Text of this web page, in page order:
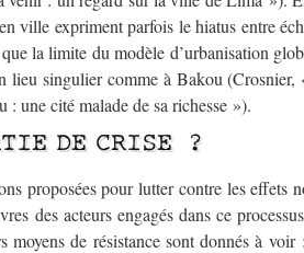
ville expriment parfois le hiatus entre
la limite du modèle d’urbanisation
lieu singulier comme à Bakou (Crosnier,
: une cité malade de sa richesse »).
DE CRISE ?
proposées pour lutter contre les effets
des acteurs engagés dans ce
moyens de résistance sont donnés à voir